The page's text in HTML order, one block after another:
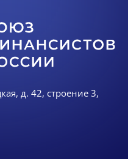
д. 42, строение 3,